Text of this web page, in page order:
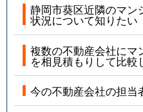
静岡市葵区近隣のマン
状況について知りたい
複数の不動産会社にマ
を相見積もりして比較
今の不動産会社の担当